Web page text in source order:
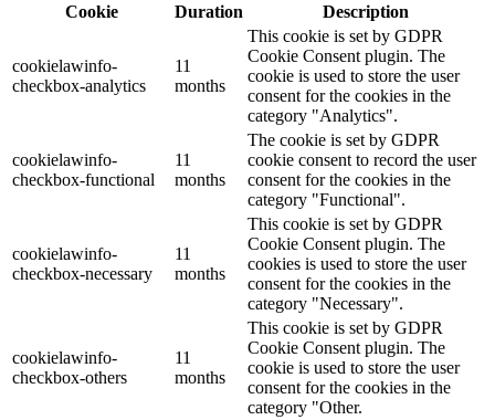
Cookie
Duration Description
cookielawinfo-
checkbox-analytics
11
months
This cookie is set by GDPR
Cookie Consent plugin. The
cookie is used to store the user
consent for the cookies in the
category "Analytics".
cookielawinfo-
checkbox-functional
11
months
The cookie is set by GDPR
cookie consent to record the user
consent for the cookies in the
category "Functional".
cookielawinfo-
checkbox-necessary
11
months
This cookie is set by GDPR
Cookie Consent plugin. The
cookies is used to store the user
consent for the cookies in the
category "Necessary".
cookielawinfo-
checkbox-others
11
months
This cookie is set by GDPR
Cookie Consent plugin. The
cookie is used to store the user
consent for the cookies in the
category "Other.